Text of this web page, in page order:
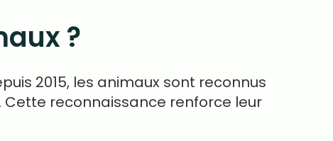
?
2015, les animaux sont reconnus
Cette reconnaissance renforce leur